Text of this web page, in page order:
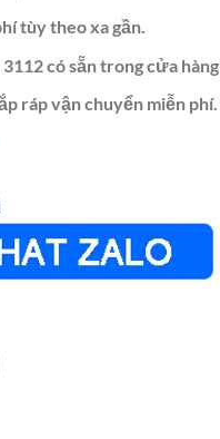
tùy theo xa gần.
có sẵn trong cửa hàng
ráp vận chuyển miễn phí.